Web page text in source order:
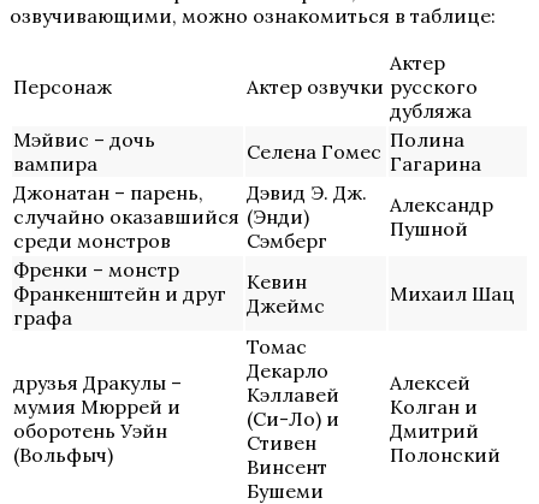
озвучивающими, можно ознакомиться в таблице:
Персонаж Актер озвучки
Актер
русского
дубляжа
Мэйвис – дочь
вампира
Селена Гомес Полина
Гагарина
Джонатан – парень,
случайно оказавшийся
среди монстров
Дэвид Э. Дж.
(Энди)
Сэмберг
Александр
Пушной
Френки – монстр
Франкенштейн и друг
графа
Кевин
Джеймс
Михаил Шац
друзья Дракулы –
мумия Мюррей и
оборотень Уэйн
(Вольфыч)
Томас
Декарло
Кэллавей
(Си-Ло) и
Стивен
Винсент
Бушеми
Алексей
Колган и
Дмитрий
Полонский